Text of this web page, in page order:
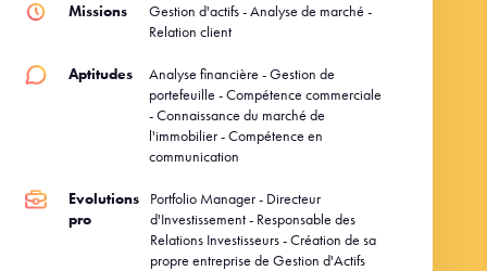
Missions
Gestion d'actifs - Analyse de marché -
Relation client
Aptitudes
Analyse financière - Gestion de
portefeuille - Compétence commerciale
- Connaissance du marché de
l'immobilier - Compétence en
communication
Evolutions
pro
Portfolio Manager - Directeur
d'Investissement - Responsable des
Relations Investisseurs - Création de sa
propre entreprise de Gestion d'Actifs